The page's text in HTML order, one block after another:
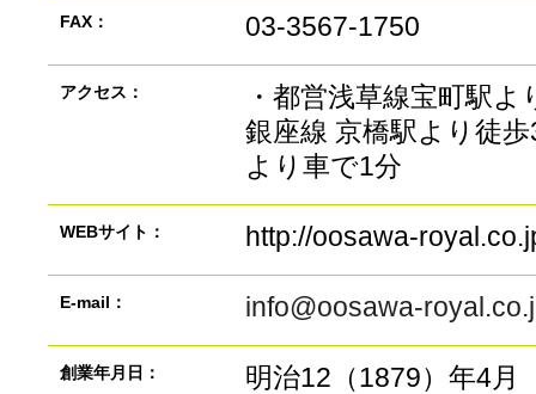
FAX： 03-3567-1750
アクセス：
・都営浅草線宝町駅
銀座線 京橋駅より徒
より車で1分
WEBサイト： http://oosawa-
E-mail： info@oosawa-
創業年月日： 明治12（1879）年4月